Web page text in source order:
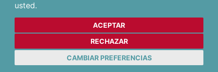
usted.
ACEPTAR
RECHAZAR
CAMBIAR PREFERENCIAS